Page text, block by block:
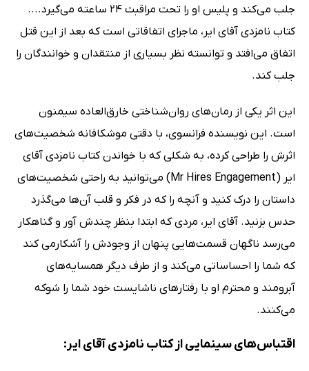
جلب می‌کند و پلیس او را تحت مراقبت 24 ساعته می‌گیرد....
کتاب نامزدی آقای ایر، ماجرای اتفاقاتی است که بعد از این قتل
اتفاق می‌افتد و توانسته نظر بسیاری از منتقدان و خوانندگان را
جلب کند.
این اثر یکی از رمان‌های روان‌شناختی خارق‌العاده سیمنون
است. این نویسنده فرانسوی، با دقتی موشکافانه شخصیت‌های
اثرش را طراحی کرده، به شکلی که با خواندن کتاب نامزدی آقای
ایر (Mr Hires Engagement) می‌توانید به راحتی شخصیت‌های
داستان را درک کنید و آنچه را که در فکر و قلب آن‌ها می‌گذرد
حدس بزنید. آقای ایر، مردی که ابتدا بنظر چندش آور و گناهکار
می‌رسد ناگهان قسمت‌هایی پنهان از وجودش را آشکارمی کند
که شما را احساساتی می‌کند و از طرف دیگر همسایه‌های
آبرومند و محترم او با رفتارهای ناشایست خود شما را شوکه
می‌کنند.
اقتباس‌های سینمایی از کتاب نامزدی آقای ایر: